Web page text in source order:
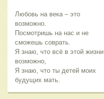
Любовь на века – это
возможно.
Посмотришь на нас и не
сможешь соврать.
Я знаю, что всё в этой жизни
возможно,
Я знаю, что ты детей моих
будущих мать.